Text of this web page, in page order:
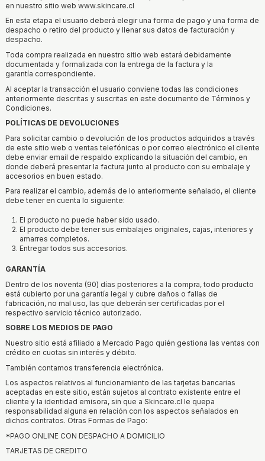
en nuestro sitio web www.skincare.cl
En esta etapa el usuario deberá elegir una forma de pago y una forma de
despacho o retiro del producto y llenar sus datos de facturación y
despacho.
Toda compra realizada en nuestro sitio web estará debidamente
documentada y formalizada con la entrega de la factura y la
garantía correspondiente.
Al aceptar la transacción el usuario conviene todas las condiciones
anteriormente descritas y suscritas en este documento de Términos y
Condiciones.
POLÍTICAS DE DEVOLUCIONES
Para solicitar cambio o devolución de los productos adquiridos a través
de este sitio web o ventas telefónicas o por correo electrónico el cliente
debe enviar email de respaldo explicando la situación del cambio, en
donde deberá presentar la factura junto al producto con su embalaje y
accesorios en buen estado.
Para realizar el cambio, además de lo anteriormente señalado, el cliente
debe tener en cuenta lo siguiente:
El producto no puede haber sido usado.
El producto debe tener sus embalajes originales, cajas, interiores y
amarres completos.
Entregar todos sus accesorios.
GARANTÍA
Dentro de los noventa (90) días posteriores a la compra, todo producto
está cubierto por una garantía legal y cubre daños o fallas de
fabricación, no mal uso, las que deberán ser certificadas por el
respectivo servicio técnico autorizado.
SOBRE LOS MEDIOS DE PAGO
Nuestro sitio está afiliado a Mercado Pago quién gestiona las ventas con
crédito en cuotas sin interés y débito.
También contamos transferencia electrónica.
Los aspectos relativos al funcionamiento de las tarjetas bancarias
aceptadas en este sitio, están sujetos al contrato existente entre el
cliente y la identidad emisora, sin que a Skincare.cl le quepa
responsabilidad alguna en relación con los aspectos señalados en
dichos contratos. Otras Formas de Pago:
*PAGO ONLINE CON DESPACHO A DOMICILIO
TARJETAS DE CREDITO